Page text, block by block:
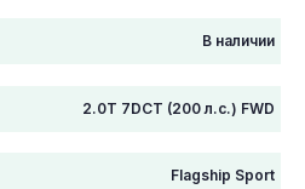
В наличии
2.0T 7DCT (200 л.с.) FWD
Flagship Sport